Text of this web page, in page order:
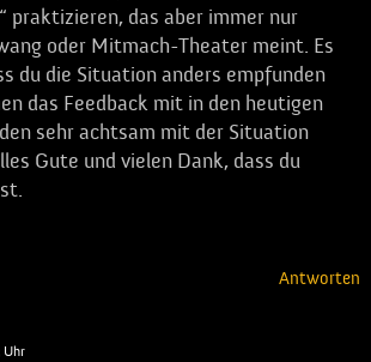
praktizieren, das aber immer nur
oder Mitmach-Theater meint. Es
du die Situation anders empfunden
das Feedback mit in den heutigen
sehr achtsam mit der Situation
Gute und vielen Dank, dass du
Antworten
Uhr